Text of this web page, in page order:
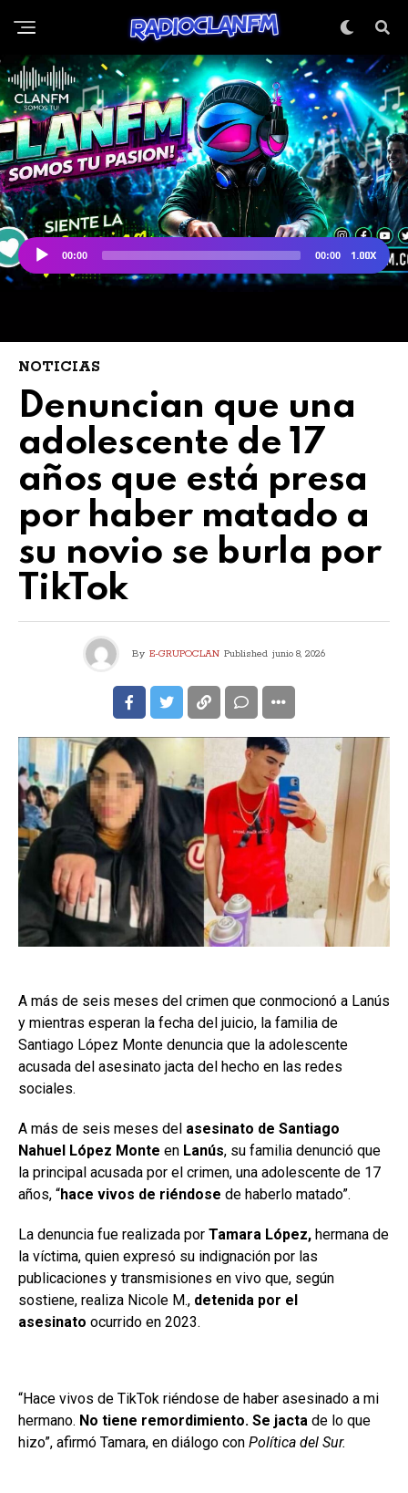
NOTICIAS
Denuncian que una
adolescente de 17
años que está presa
por haber matado a
su novio se burla por
TikTok
By E-GRUPOCLAN Published junio 8, 2026
A más de seis meses del crimen que conmocionó a Lanús
y mientras esperan la fecha del juicio, la familia de
Santiago López Monte denuncia que la adolescente
acusada del asesinato jacta del hecho en las redes
sociales.
A más de seis meses del asesinato de Santiago
Nahuel López Monte en Lanús, su familia denunció que
la principal acusada por el crimen, una adolescente de 17
años, “hace vivos de riéndose de haberlo matado”.
La denuncia fue realizada por Tamara López, hermana de
la víctima, quien expresó su indignación por las
publicaciones y transmisiones en vivo que, según
sostiene, realiza Nicole M., detenida por el
asesinato ocurrido en 2023.
“Hace vivos de TikTok riéndose de haber asesinado a mi
hermano. No tiene remordimiento. Se jacta de lo que
hizo”, afirmó Tamara, en diálogo con Política del Sur.